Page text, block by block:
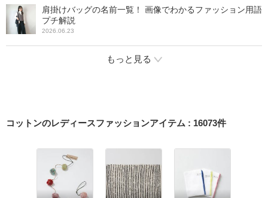
肩掛けバッグの名前一覧！ 画像でわかるファッション用語
プチ解説
2026.06.23
もっと見る
コットンのレディースファッションアイテム : 16073件